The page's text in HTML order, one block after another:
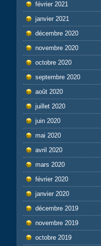
février 2021
janvier 2021
décembre 2020
novembre 2020
octobre 2020
septembre 2020
août 2020
juillet 2020
juin 2020
mai 2020
avril 2020
mars 2020
février 2020
janvier 2020
décembre 2019
novembre 2019
octobre 2019